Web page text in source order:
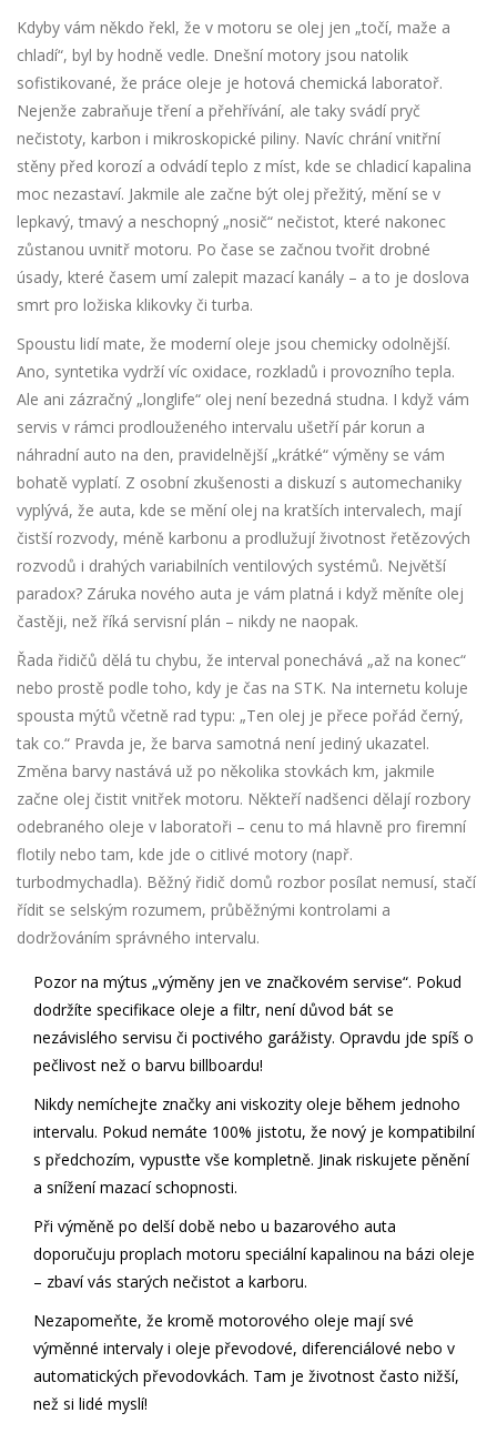
Kdyby vám někdo řekl, že v motoru se olej jen „točí, maže a
chladí“, byl by hodně vedle. Dnešní motory jsou natolik
sofistikované, že práce oleje je hotová chemická laboratoř.
Nejenže zabraňuje tření a přehřívání, ale taky svádí pryč
nečistoty, karbon i mikroskopické piliny. Navíc chrání vnitřní
stěny před korozí a odvádí teplo z míst, kde se chladicí kapalina
moc nezastaví. Jakmile ale začne být olej přežitý, mění se v
lepkavý, tmavý a neschopný „nosič“ nečistot, které nakonec
zůstanou uvnitř motoru. Po čase se začnou tvořit drobné
úsady, které časem umí zalepit mazací kanály – a to je doslova
smrt pro ložiska klikovky či turba.
Spoustu lidí mate, že moderní oleje jsou chemicky odolnější.
Ano, syntetika vydrží víc oxidace, rozkladů i provozního tepla.
Ale ani zázračný „longlife“ olej není bezedná studna. I když vám
servis v rámci prodlouženého intervalu ušetří pár korun a
náhradní auto na den, pravidelnější „krátké“ výměny se vám
bohatě vyplatí. Z osobní zkušenosti a diskuzí s automechaniky
vyplývá, že auta, kde se mění olej na kratších intervalech, mají
čistší rozvody, méně karbonu a prodlužují životnost řetězových
rozvodů i drahých variabilních ventilových systémů. Největší
paradox? Záruka nového auta je vám platná i když měníte olej
častěji, než říká servisní plán – nikdy ne naopak.
Řada řidičů dělá tu chybu, že interval ponechává „až na konec“
nebo prostě podle toho, kdy je čas na STK. Na internetu koluje
spousta mýtů včetně rad typu: „Ten olej je přece pořád černý,
tak co.“ Pravda je, že barva samotná není jediný ukazatel.
Změna barvy nastává už po několika stovkách km, jakmile
začne olej čistit vnitřek motoru. Někteří nadšenci dělají rozbory
odebraného oleje v laboratoři – cenu to má hlavně pro firemní
flotily nebo tam, kde jde o citlivé motory (např.
turbodmychadla). Běžný řidič domů rozbor posílat nemusí, stačí
řídit se selským rozumem, průběžnými kontrolami a
dodržováním správného intervalu.
Pozor na mýtus „výměny jen ve značkovém servise“. Pokud
dodržíte specifikace oleje a filtr, není důvod bát se
nezávislého servisu či poctivého garážisty. Opravdu jde spíš o
pečlivost než o barvu billboardu!
Nikdy nemíchejte značky ani viskozity oleje během jednoho
intervalu. Pokud nemáte 100% jistotu, že nový je kompatibilní
s předchozím, vypusťte vše kompletně. Jinak riskujete pěnění
a snížení mazací schopnosti.
Při výměně po delší době nebo u bazarového auta
doporučuju proplach motoru speciální kapalinou na bázi oleje
– zbaví vás starých nečistot a karboru.
Nezapomeňte, že kromě motorového oleje mají své
výměnné intervaly i oleje převodové, diferenciálové nebo v
automatických převodovkách. Tam je životnost často nižší,
než si lidé myslí!